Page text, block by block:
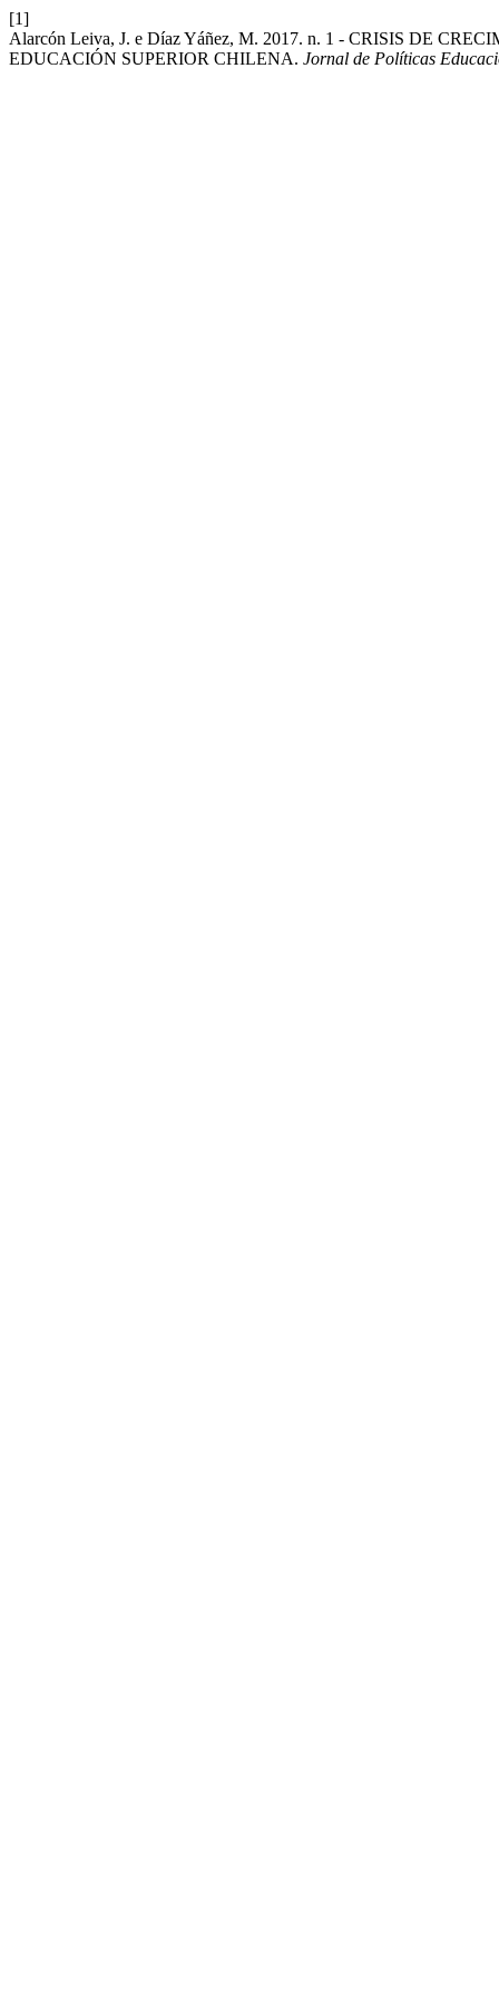
[1]
Alarcón Leiva, J. e Díaz Yáñez, M. 2017. n. 1 - CRISIS DE
EDUCACIÓN SUPERIOR CHILENA. Jornal de Políticas